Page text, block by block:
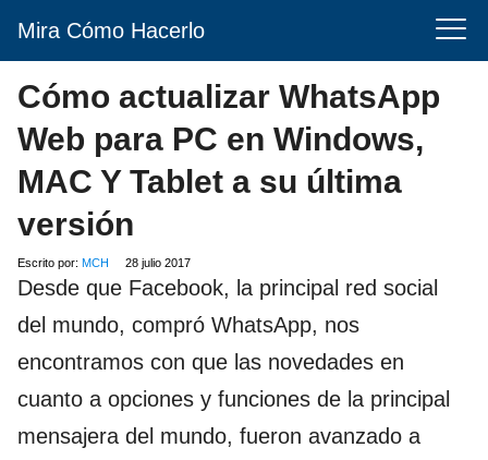
Mira Cómo Hacerlo
Cómo actualizar WhatsApp
Web para PC en Windows,
MAC Y Tablet a su última
versión
Escrito por: MCH 28 julio 2017
Desde que Facebook, la principal red social
del mundo, compró WhatsApp, nos
encontramos con que las novedades en
cuanto a opciones y funciones de la principal
mensajera del mundo, fueron avanzado a